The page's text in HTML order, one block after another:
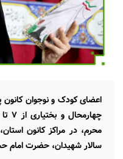
اعضای کودک و نوجوان کانون
محرم، در مراکز کانون
سالار شهیدان، حضرت امام